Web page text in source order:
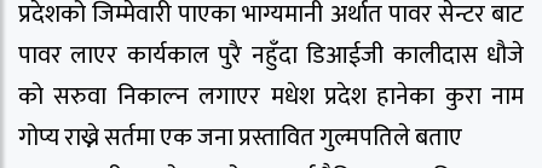
प्रदेशको जिम्मेवारी पाएका भाग्यमानी अर्थात पावर सेन्टर बाट
पावर लाएर कार्यकाल पुरै नहुँदा डिआईजी कालीदास धौजे
को सरुवा निकाल्न लगाएर मधेश प्रदेश हानेका कुरा नाम
गोप्य राख्ने सर्तमा एक जना प्रस्तावित गुल्मपतिले बताए